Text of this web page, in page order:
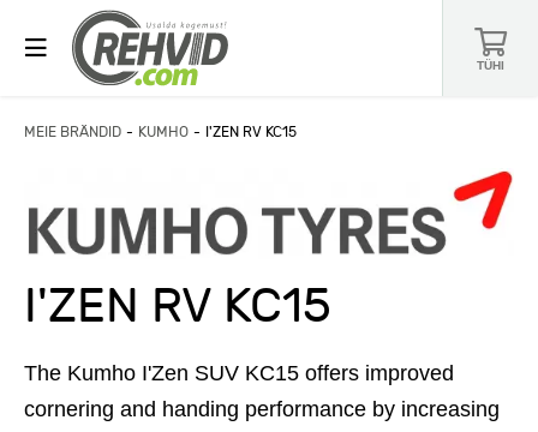
TÜHI
MEIE BRÄNDID KUMHO I'ZEN RV KC15
I'ZEN RV KC15
The Kumho I'Zen SUV KC15 offers improved
cornering and handing performance by increasing